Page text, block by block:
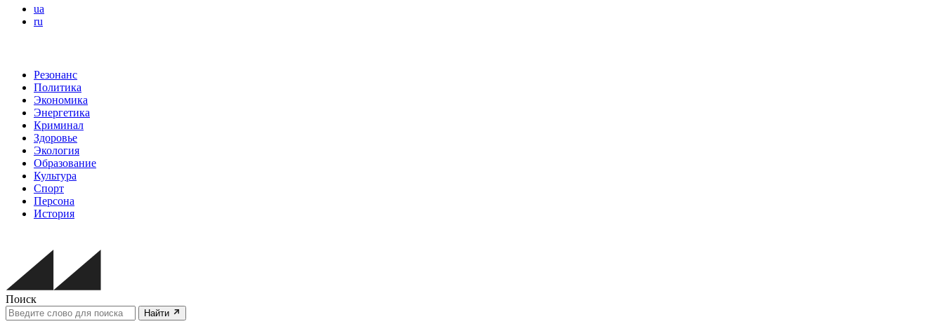
ua
ru
Резонанс
Политика
Экономика
Энергетика
Криминал
Здоровье
Экология
Образование
Культура
Спорт
Персона
История
Поиск
Найти